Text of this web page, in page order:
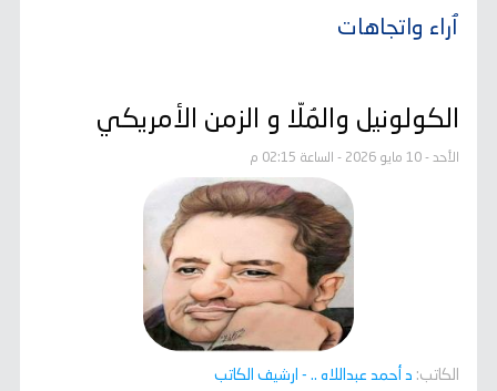
ٱراء واتجاهات
الكولونيل والمُلّا و الزمن الأمريكي
الأحد - 10 مايو 2026 - الساعة 02:15 م
الكاتب: د أحمد عبداللاه .. - ارشيف الكاتب